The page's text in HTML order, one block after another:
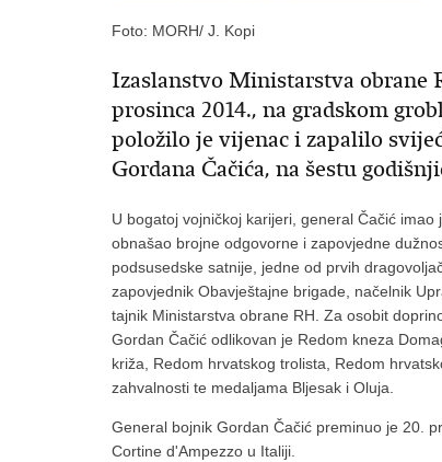
Foto: MORH/ J. Kopi
Izaslanstvo Ministarstva obrane
prosinca 2014., na gradskom
položilo je vijenac i zapalilo
Gordana Čačića, na šestu
U bogatoj vojničkoj karijeri, general Čačić
obnašao brojne odgovorne i zapovjedne
podsusedske satnije, jedne od prvih
zapovjednik Obavještajne brigade, načelnik
tajnik Ministarstva obrane RH. Za osobit
Gordan Čačić odlikovan je Redom kneza
križa, Redom hrvatskog trolista, Redom
zahvalnosti te medaljama Bljesak i Oluja.
General bojnik Gordan Čačić preminuo je 20.
Cortine d'Ampezzo u Italiji.